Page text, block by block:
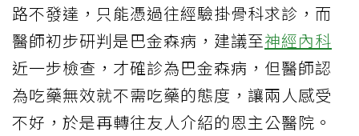
路不發達，只能憑過往經驗掛骨科求診，而
醫師初步研判是巴金森病，建議至神經內科
近一步檢查，才確診為巴金森病，但醫師認
為吃藥無效就不需吃藥的態度，讓兩人感受
不好，於是再轉往友人介紹的恩主公醫院。